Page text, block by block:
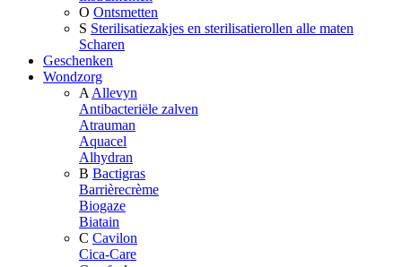
O Ontsmetten
S Sterilisatiezakjes en sterilisatierollen alle maten
Scharen
Geschenken
Wondzorg
A Allevyn
Antibacteriële zalven
Atrauman
Aquacel
Alhydran
B Bactigras
Barrièrecrème
Biogaze
Biatain
C Cavilon
Cica-Care